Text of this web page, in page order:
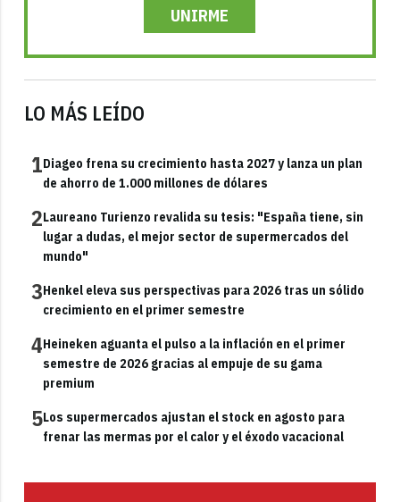
UNIRME
LO MÁS LEÍDO
1Diageo frena su crecimiento hasta 2027 y lanza un plan
de ahorro de 1.000 millones de dólares
2Laureano Turienzo revalida su tesis: "España tiene, sin
lugar a dudas, el mejor sector de supermercados del
mundo"
3Henkel eleva sus perspectivas para 2026 tras un sólido
crecimiento en el primer semestre
4Heineken aguanta el pulso a la inflación en el primer
semestre de 2026 gracias al empuje de su gama
premium
5Los supermercados ajustan el stock en agosto para
frenar las mermas por el calor y el éxodo vacacional